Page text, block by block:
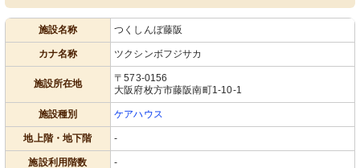
施設名称 つくしんぼ藤阪
カナ名称 ツクシンボフジサカ
施設所在地
〒573-0156
大阪府枚方市藤阪南町1-10-1
施設種別 ケアハウス
地上階・地下階 -
施設利用階数 -